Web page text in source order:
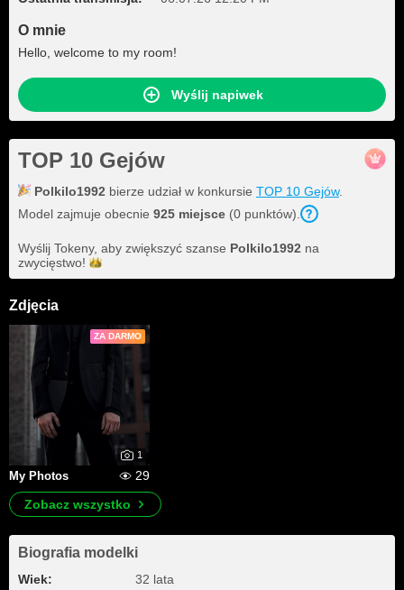
O mnie
Hello, welcome to my room!
Wyślij napiwek
TOP 10 Gejów
Polkilo1992 bierze udział w konkursie TOP 10 Gejów.
Model zajmuje obecnie 925 miejsce (0 punktów).
Wyślij Tokeny, aby zwiększyć szanse Polkilo1992 na
zwycięstwo!
Zdjęcia
ZA DARMO
1
My Photos
29
Zobacz wszystko
Biografia modelki
Wiek: 32 lata